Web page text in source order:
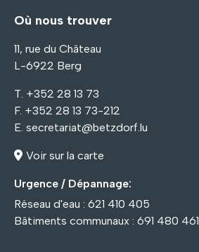
Où nous trouver
11, rue du Château
L-6922 Berg
T. +352 28 13 73
F. +352 28 13 73-212
E. secretariat@betzdorf.lu
Voir sur la carte
Urgence / Dépannage:
Réseau d'eau : 621 410 405
Bâtiments communaux : 691 480 461